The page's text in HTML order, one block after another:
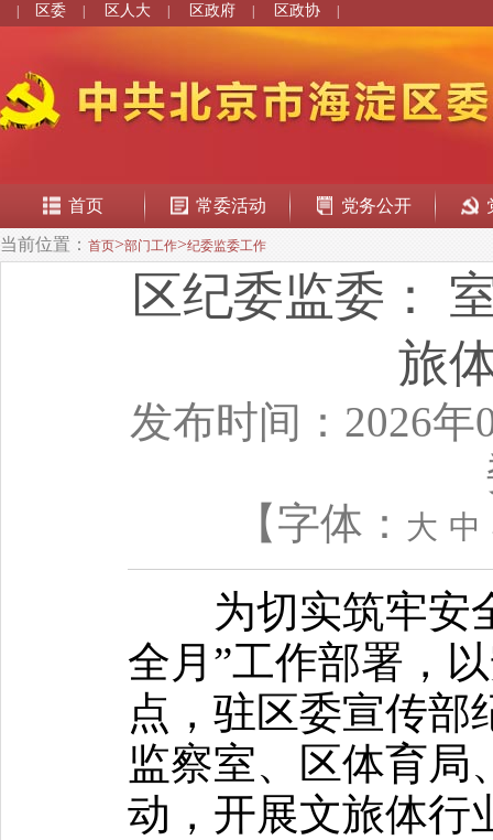
区委 区人大 区政府 区政协
首页 常委活动 党务公开
当前位置： 首页>部门工作>纪委监委工作
区纪委监委：
旅
发布时间：2026年
【字体： 大 中
为切实筑牢安全
全月”工作部署，
点，驻区委宣传部
监察室、区体育局
动，开展文旅体行